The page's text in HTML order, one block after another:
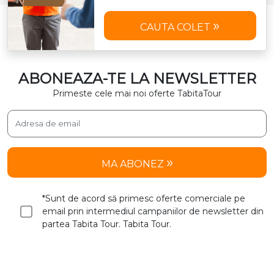
CAUTA COLET
ABONEAZA-TE LA NEWSLETTER
Primeste cele mai noi oferte TabitaTour
MA ABONEZ
*Sunt de acord să primesc oferte comerciale pe
email prin intermediul campaniilor de newsletter din
partea Tabita Tour. Tabita Tour.